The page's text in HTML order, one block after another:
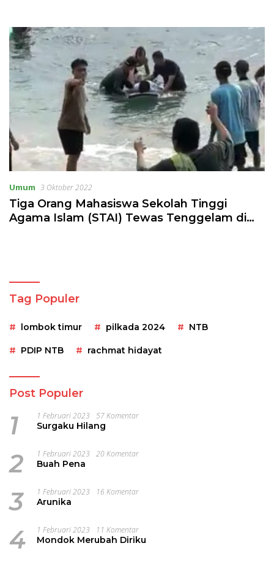
Umum 3 Oktober 2022
Tiga Orang Mahasiswa Sekolah Tinggi
Agama Islam (STAI) Tewas Tenggelam di
Tag Populer
lombok timur pilkada 2024 NTB
PDIP NTB rachmat hidayat
Post Populer
1 1 Februari 2023 57 Komentar
Surgaku Hilang
2 1 Februari 2023 20 Komentar
Buah Pena
3 1 Februari 2023 16 Komentar
Arunika
4 1 Februari 2023 11 Komentar
Mondok Merubah Diriku